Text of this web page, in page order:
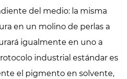
del medio: la misma
en un molino de perlas a
igualmente en uno a
industrial estándar es
el pigmento en solvente,